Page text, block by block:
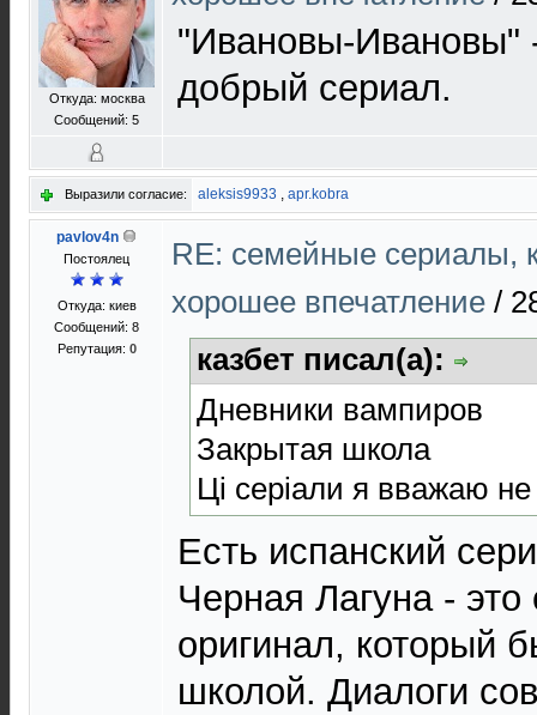
Откуда: москва
Сообщений: 5
"Ивановы-Ивановы"
добрый сериал.
Выразили согласие: aleksis9933 , apr.kobra
pavlov4n
Постоялец
Откуда: киев
Сообщений: 8
Репутация: 0
RE: семейные сериалы,
хорошее впечатление /
казбет писал(а):
Дневники вампиров
Закрытая школа
Ці серіали я вважаю
Есть испанский
Черная Лагуна - это
оригинал, который
школой. Диалоги